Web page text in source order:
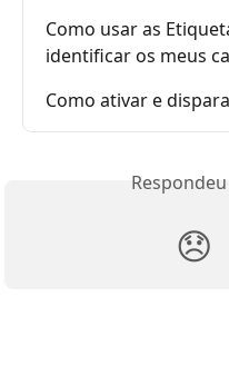
Como usar as
identificar os meus
Como ativar e
😞